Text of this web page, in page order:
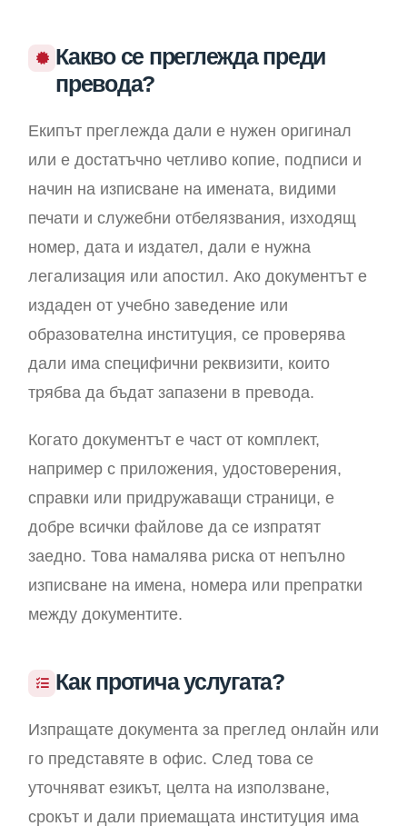
Какво се преглежда преди
превода?
Екипът преглежда дали е нужен оригинал
или е достатъчно четливо копие, подписи и
начин на изписване на имената, видими
печати и служебни отбелязвания, изходящ
номер, дата и издател, дали е нужна
легализация или апостил. Ако документът е
издаден от учебно заведение или
образователна институция, се проверява
дали има специфични реквизити, които
трябва да бъдат запазени в превода.
Когато документът е част от комплект,
например с приложения, удостоверения,
справки или придружаващи страници, е
добре всички файлове да се изпратят
заедно. Това намалява риска от непълно
изписване на имена, номера или препратки
между документите.
Как протича услугата?
Изпращате документа за преглед онлайн или
го представяте в офис. След това се
уточняват езикът, целта на използване,
срокът и дали приемащата институция има